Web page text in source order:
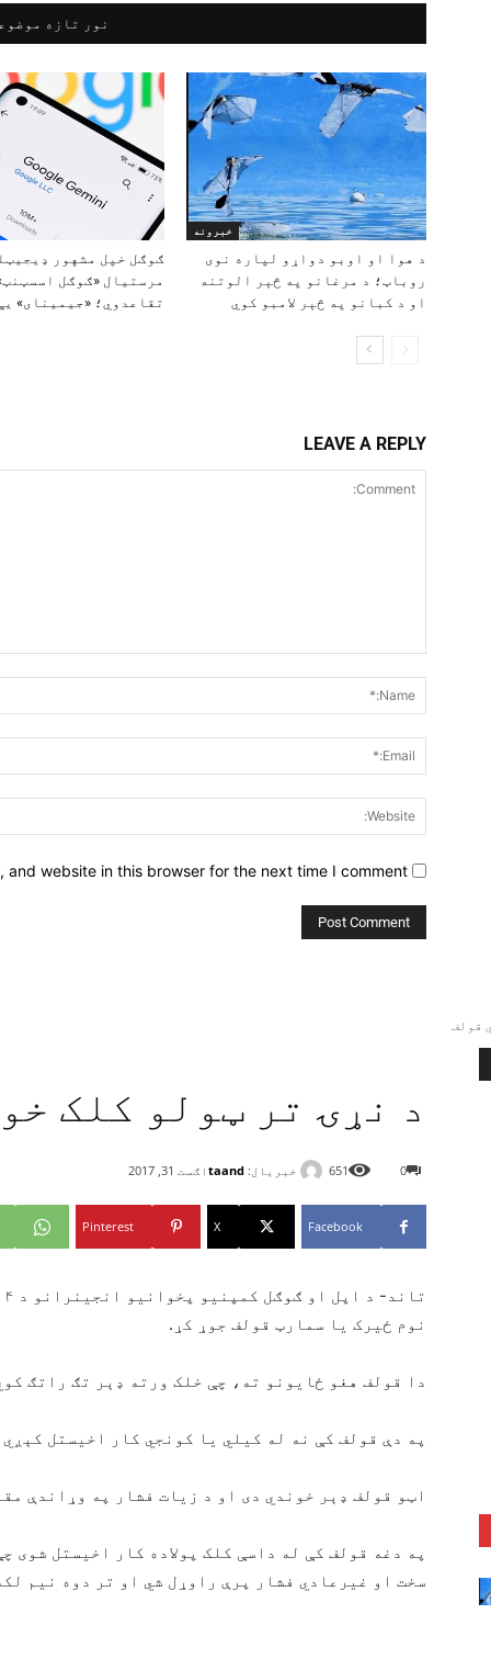
نور تازه
خبرونه
د هوا او اوبو دواړو لپاره نوی
روباټ؛ د مرغانو په څېر الوتنه
او د کبانو په څېر لامبو کوي
ګوګل خپل مشهور
مرستیال «ګوګل
تقاعدوي؛ «جیمینای»
LEAVE A REPLY
and website in this browser for the next time I comment.